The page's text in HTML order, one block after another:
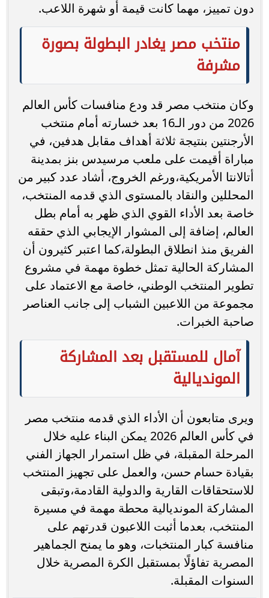
دون تمييز، مهما كانت قيمة أو شهرة اللاعب.
منتخب مصر يغادر البطولة بصورة
مشرفة
وكان منتخب مصر قد ودع منافسات كأس العالم
2026 من دور الـ16 بعد خسارته أمام منتخب
الأرجنتين بنتيجة ثلاثة أهداف مقابل هدفين، في
مباراة أقيمت على ملعب مرسيدس بنز بمدينة
أتالانتا الأمريكية،ورغم الخروج، أشاد عدد كبير من
المحللين والنقاد بالمستوى الذي قدمه المنتخب،
خاصة بعد الأداء القوي الذي ظهر به أمام بطل
العالم، إضافة إلى المشوار الإيجابي الذي حققه
الفريق منذ انطلاق البطولة،كما اعتبر كثيرون أن
المشاركة الحالية تمثل خطوة مهمة في مشروع
تطوير المنتخب الوطني، خاصة مع الاعتماد على
مجموعة من اللاعبين الشباب إلى جانب العناصر
صاحبة الخبرات.
آمال للمستقبل بعد المشاركة
المونديالية
ويرى متابعون أن الأداء الذي قدمه منتخب مصر
في كأس العالم 2026 يمكن البناء عليه خلال
المرحلة المقبلة، في ظل استمرار الجهاز الفني
بقيادة حسام حسن، والعمل على تجهيز المنتخب
للاستحقاقات القارية والدولية القادمة،وتبقى
المشاركة المونديالية محطة مهمة في مسيرة
المنتخب، بعدما أثبت اللاعبون قدرتهم على
منافسة كبار المنتخبات، وهو ما يمنح الجماهير
المصرية تفاؤلًا بمستقبل الكرة المصرية خلال
السنوات المقبلة.